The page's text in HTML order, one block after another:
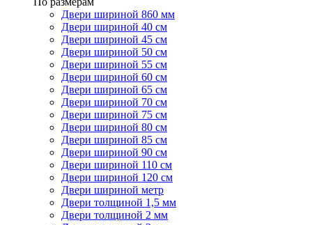
Двери шириной 860 мм
Двери шириной 40 см
Двери шириной 45 см
Двери шириной 50 см
Двери шириной 55 см
Двери шириной 60 см
Двери шириной 65 см
Двери шириной 70 см
Двери шириной 75 см
Двери шириной 80 см
Двери шириной 85 см
Двери шириной 90 см
Двери шириной 110 см
Двери шириной 120 см
Двери шириной метр
Двери толщиной 1,5 мм
Двери толщиной 2 мм